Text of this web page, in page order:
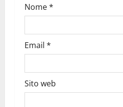
Nome*
Email *
Sito web